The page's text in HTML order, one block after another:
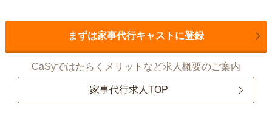
まずは家事代行キャストに登録
CaSyではたらくメリットなど求人概要のご案内
家事代行求人TOP